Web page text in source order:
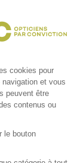
la vue et
?
d’achats et
cookies pour
navigation et vous
peuvent être
contenus ou
le bouton